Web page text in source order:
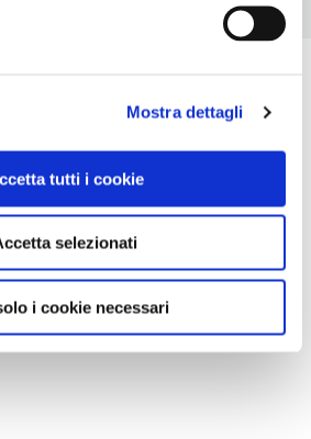
Mostra dettagli
tutti i cookie
selezionati
i cookie necessari